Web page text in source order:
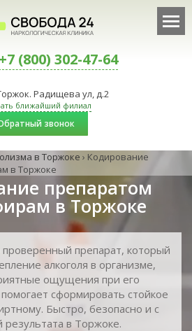
+7 (800) 302-47-64
Радищева ул, д.2
ближайший филиал
Обратный звонок
в Торжоке › Кодирование
в Торжоке
препаратом
в Торжоке
препарат, который
алкоголя в организме,
ощущения при его
сформировать стойкое
Быстро, безопасно и с
результата в Торжоке.